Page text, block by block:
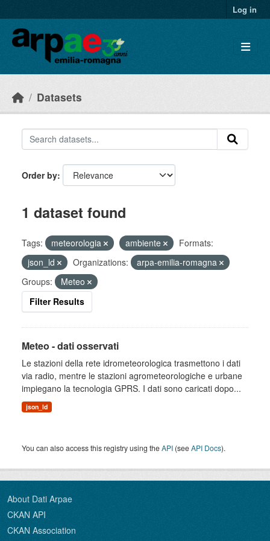
Log in
Datasets
Order by
1 dataset found
Tags: meteorologia ambiente
Formats:
json_ld
Organizations:
arpa-emilia-romagna
Groups:
Meteo
Filter Results
Meteo - dati osservati
Le stazioni della rete idrometeorologica trasmettono i dati
via radio, mentre le stazioni agrometeorologiche e urbane
impiegano la tecnologia GPRS. I dati sono caricati dopo...
json_ld
You can also access this registry using theAPI (seeAPI Docs).
About Dati Arpae
CKAN API
CKAN Association